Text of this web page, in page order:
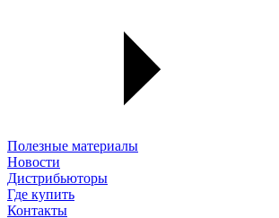
Полезные материалы
Новости
Дистрибьюторы
Где купить
Контакты